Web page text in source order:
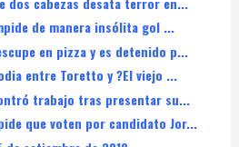
de manera insólita gol ...
en pizza y es detenido p...
entre Toretto y ?El viejo ...
trabajo tras presentar su...
que voten por candidato Jor...